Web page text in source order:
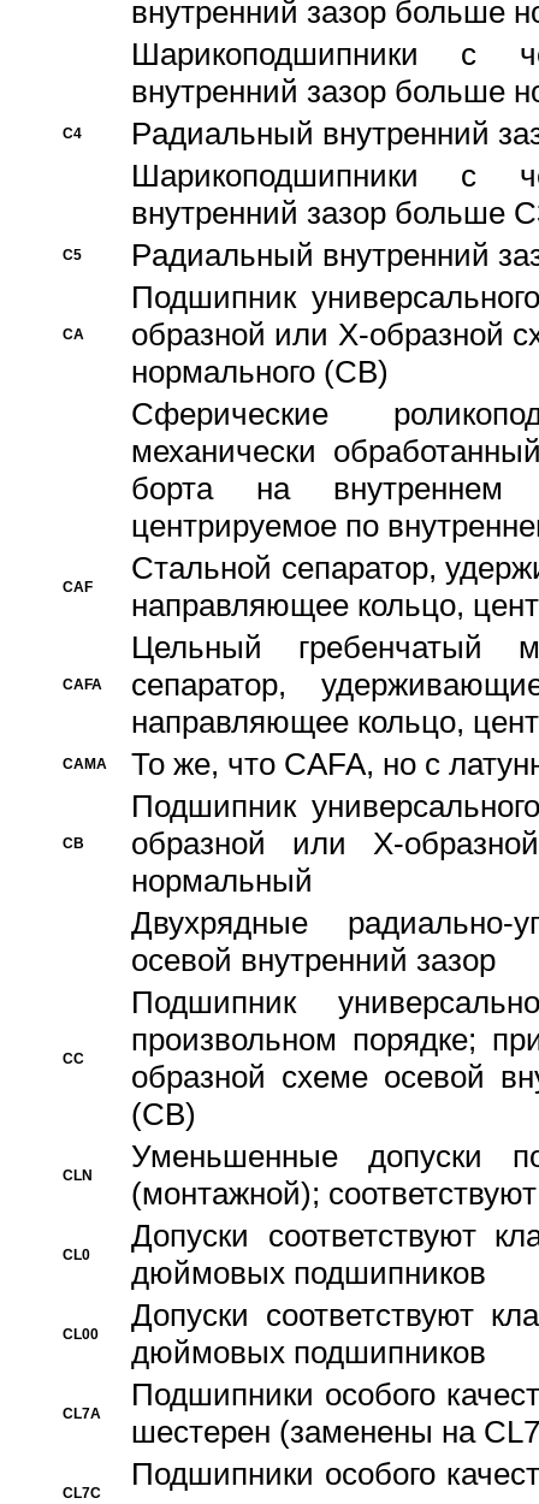
внутренний зазор больше
Шарикоподшипники с
внутренний зазор больше
C4
Pадиальный внутренний
Шарикоподшипники с
внутренний зазор больше
C5 Pадиальный внутренний
CA
Подшипник
образной или Х-образной
нормального (CB)
Сферические
механически
борта на внутреннем
центрируемое по
CAF
Стальной сепаратор,
направляющее кольцо,
CAFA
Цельный гребенчатый
сепаратор,
направляющее кольцо,
CAMA То же, что CAFA, но с
CB
Подшипник
образной или Х-
нормальный
Двухрядные радиально-
осевой внутренний зазор
CC
Подшипник
произвольном порядке;
образной схеме осевой
(CB)
CLN
Уменьшенные
(монтажной);
CL0
Допуски соответствуют
дюймовых подшипников
CL00
Допуски соответствуют
дюймовых подшипников
CL7A
Подшипники особого
шестерен (заменены на
CL7C
Подшипники особого